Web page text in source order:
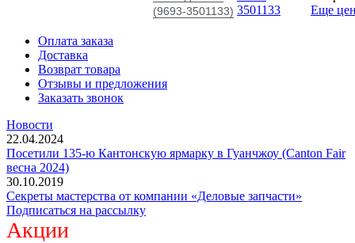
(9693-3501133) 3501133
Еще
Оплата заказа
Доставка
Возврат товара
Отзывы и предложения
Заказать звонок
Новости
22.04.2024
Посетили 135-ю Кантонскую ярмарку в Гуанчжоу (Canton Fair
весна 2024)
30.10.2019
Секреты мастерства от компании «Деловые запчасти»
Подписаться на рассылку
Акции